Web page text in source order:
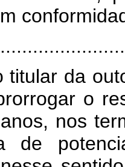
titular da
o
nos
de